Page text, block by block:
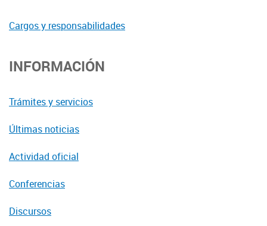
Cargos y responsabilidades
INFORMACIÓN
Trámites y servicios
Últimas noticias
Actividad oficial
Conferencias
Discursos